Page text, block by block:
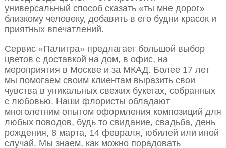
универсальный способ сказать «ты мне дорог»
близкому человеку, добавить в его будни красок и
приятных впечатлений.
Сервис «Палитра» предлагает большой выбор
цветов с доставкой на дом, в офис, на
мероприятия в Москве и за МКАД. Более 17 лет
мы помогаем своим клиентам выразить свои
чувства в уникальных свежих букетах, собранных
с любовью. Наши флористы обладают
многолетним опытом оформления композиций для
любых поводов, будь то свидание, свадьба, день
рождения, 8 марта, 14 февраля, юбилей или иной
случай. Мы знаем, как можно порадовать